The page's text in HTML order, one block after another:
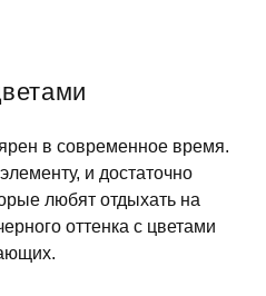
в современное время.
и достаточно
любят отдыхать на
оттенка с цветами